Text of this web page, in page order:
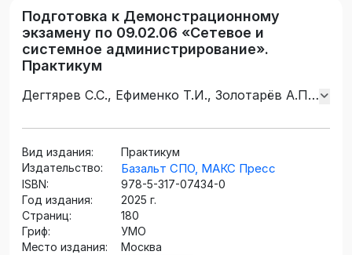
Подготовка к Демонстрационному
экзамену по 09.02.06 «Сетевое и
системное администрирование».
Практикум
Дегтярев С.С., Ефименко Т.И., Золотарёв А.П.,
Шальнев В.В.
Вид издания:
Практикум
Издательство:
Базальт СПО, МАКС Пресс
ISBN:
978-5-317-07434-0
Год издания:
2025 г.
Страниц:
180
Гриф:
УМО
Место издания:
Москва